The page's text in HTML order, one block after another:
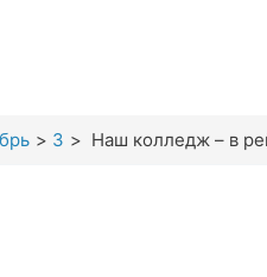
3 Наш колледж – в